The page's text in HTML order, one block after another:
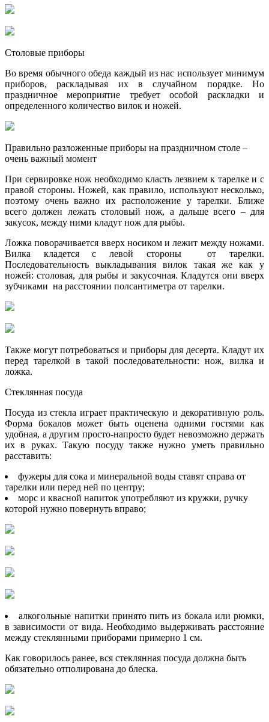
Столовые приборы
Во время обычного обеда каждый из нас использует минимум
приборов, раскладывая их в случайном порядке. Но
праздничное мероприятие требует особой раскладки и
определенного количество вилок и ножей.
Правильно разложенные приборы на праздничном столе –
очень важный момент
При сервировке нож необходимо класть лезвием к тарелке и с
правой стороны. Ножей, как правило, используют несколько,
поэтому очень важно их расположение у тарелки. Ближе
всего должен лежать столовый нож, а дальше всего – для
закусок, между ними кладут нож для рыбы.
Ложка поворачивается вверх носиком и лежит между ножами.
Вилка кладется с левой стороны от тарелки.
Последовательность выкладывания вилок такая же как у
ножей: столовая, для рыбы и закусочная. Кладутся они вверх
зубчиками на расстоянии полсантиметра от тарелки.
Также могут потребоваться и приборы для десерта. Кладут их
перед тарелкой в такой последовательности: нож, вилка и
ложка.
Стеклянная посуда
Посуда из стекла играет практическую и декоративную роль.
Форма бокалов может быть оценена одними гостями как
удобная, а другим просто-напросто будет невозможно держать
их в руках. Такую посуду также нужно уметь правильно
расставить:
фужеры для сока и минеральной воды ставят справа от
тарелки или перед ней по центру;
морс и квасной напиток употребляют из кружки, ручку
которой нужно повернуть вправо;
алкогольные напитки принято пить из бокала или рюмки,
в зависимости от вида. Необходимо выдерживать расстояние
между стеклянными приборами примерно 1 см.
Как говорилось ранее, вся стеклянная посуда должна быть
обязательно отполирована до блеска.